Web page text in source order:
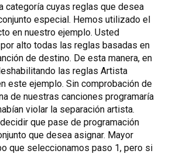
categoría cuyas reglas que desea
especial. Hemos utilizado el
en nuestro ejemplo. Usted
alto todas las reglas basadas en
de destino. De esta manera, en
las reglas Artista
este ejemplo. Sin comprobación de
de nuestras canciones programaría
violar la separación artista.
que pase de programación
que desea asignar. Mayor
que seleccionamos paso 1, pero si